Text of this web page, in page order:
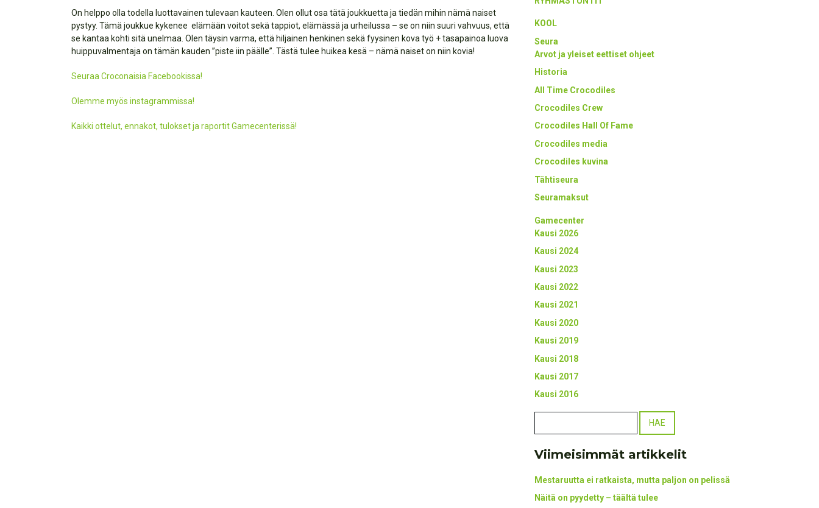
On helppo olla todella luottavainen tulevaan kauteen. Olen ollut osa tätä joukkuetta ja tiedän mihin nämä naiset
pystyy. Tämä joukkue kykenee elämään voitot sekä tappiot, elämässä ja urheilussa – se on niin suuri vahvuus, että
se kantaa kohti sitä unelmaa. Olen täysin varma, että hiljainen henkinen sekä fyysinen kova työ + tasapainoa luova
huippuvalmentaja on tämän kauden ”piste iin päälle”. Tästä tulee huikea kesä – nämä naiset on niin kovia!
Seuraa Croconaisia Facebookissa!
Olemme myös instagrammissa!
Kaikki ottelut, ennakot, tulokset ja raportit Gamecenterissä!
KOOL
Seura
Arvot ja yleiset eettiset ohjeet
Historia
All Time Crocodiles
Crocodiles Crew
Crocodiles Hall Of Fame
Crocodiles media
Crocodiles kuvina
Tähtiseura
Seuramaksut
Gamecenter
Kausi 2026
Kausi 2024
Kausi 2023
Kausi 2022
Kausi 2021
Kausi 2020
Kausi 2019
Kausi 2018
Kausi 2017
Kausi 2016
Viimeisimmät artikkelit
Mestaruutta ei ratkaista, mutta paljon on pelissä
Näitä on pyydetty – täältä tulee